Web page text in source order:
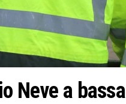
Neve a bassa